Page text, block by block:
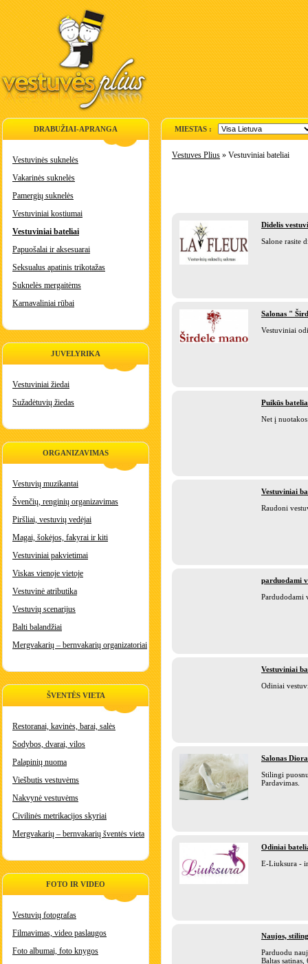
DRABUŽIAI-APRANGA
Vestuvinės suknelės
Vakarinės suknelės
Pamergių suknelės
Vestuviniai kostiumai
Vestuviniai bateliai
Papuošalai ir aksesuarai
Seksualus apatinis trikotažas
Suknelės mergaitėms
Karnavaliniai rūbai
JUVELYRIKA
Vestuviniai žiedai
Sužadėtuvių žiedas
ORGANIZAVIMAS
Vestuvių muzikantai
Švenčių, renginių organizavimas
Piršliai, vestuvių vedėjai
Magai, šokėjos, fakyrai ir kiti
Vestuviniai pakvietimai
Viskas vienoje vietoje
Vestuvinė atributika
Vestuvių scenarijus
Balti balandžiai
Mergvakarių – bernvakarių organizatoriai
ŠVENTĖS VIETA
Restoranai, kavinės, barai, salės
Sodybos, dvarai, vilos
Palapinių nuoma
Viešbutis vestuvėms
Nakvynė vestuvėms
Civilinės metrikacijos skyriai
Mergvakarių – bernvakarių šventės vieta
FOTO IR VIDEO
Vestuvių fotografas
Filmavimas, video paslaugos
Foto albumai, foto knygos
MIESTAS :
Vestuves Plius » Vestuviniai bateliai
Didelis
Salone rasite
Salonas "
Vestuviniai
Puikūs
Net į
Vestuviniai
Raudoni
parduodami
Pardudodami
Vestuviniai
Odiniai
Salonas Diora
Stilingi
Pardavimas.
Odiniai
E-Liuksura -
Naujos,
Parduodu
Baltas